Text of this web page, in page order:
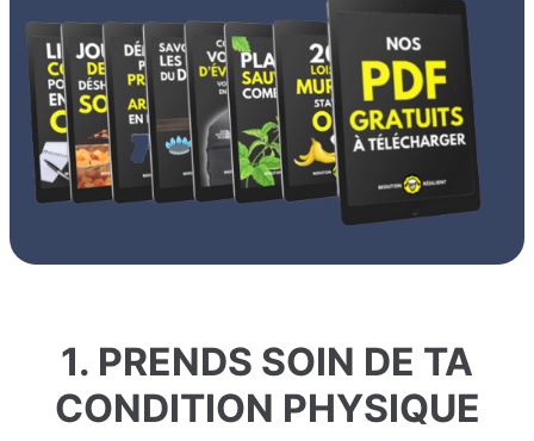
1. PRENDS SOIN DE TA
CONDITION PHYSIQUE